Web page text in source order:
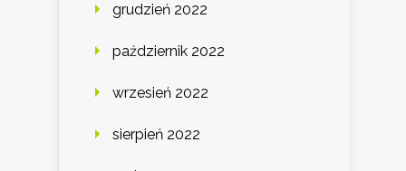
grudzień 2022
październik 2022
wrzesień 2022
sierpień 2022